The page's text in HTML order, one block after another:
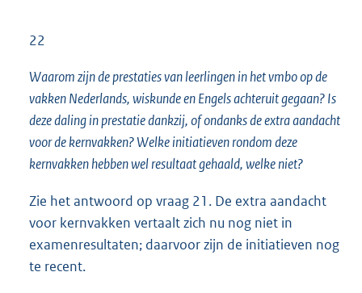
22
Waarom zijn de prestaties van leerlingen in het vmbo op de
vakken Nederlands, wiskunde en Engels achteruit gegaan? Is
deze daling in prestatie dankzij, of ondanks de extra aandacht
voor de kernvakken? Welke initiatieven rondom deze
kernvakken hebben wel resultaat gehaald, welke niet?
Zie het antwoord op vraag 21. De extra aandacht
voor kernvakken vertaalt zich nu nog niet in
examenresultaten; daarvoor zijn de initiatieven nog
te recent.